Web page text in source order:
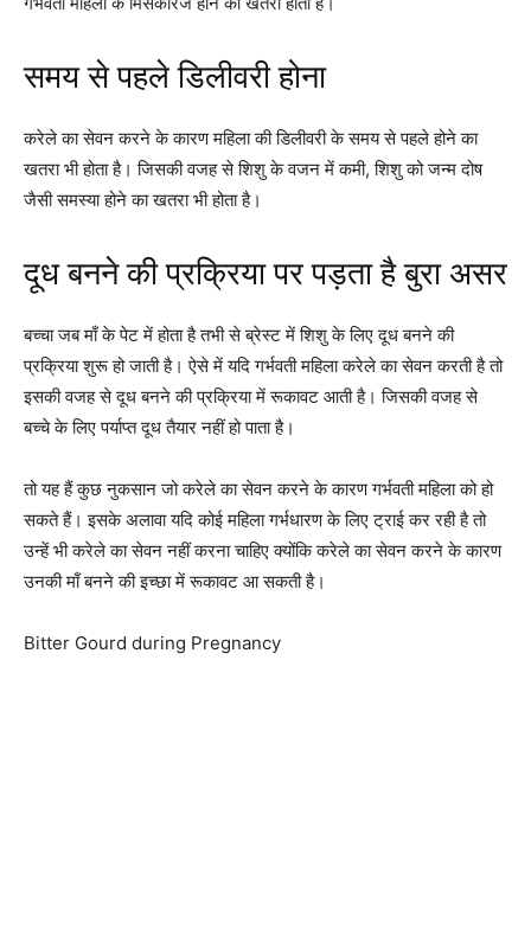
समय से पहले डिलीवरी होना
करेले का सेवन करने के कारण महिला की डिलीवरी के समय से पहले होने का
खतरा भी होता है। जिसकी वजह से शिशु के वजन में कमी, शिशु को जन्म दोष
जैसी समस्या होने का खतरा भी होता है।
दूध बनने की प्रक्रिया पर पड़ता है बुरा असर
बच्चा जब माँ के पेट में होता है तभी से ब्रेस्ट में शिशु के लिए दूध बनने की
प्रक्रिया शुरू हो जाती है। ऐसे में यदि गर्भवती महिला करेले का सेवन करती है तो
इसकी वजह से दूध बनने की प्रक्रिया में रूकावट आती है। जिसकी वजह से
बच्चे के लिए पर्याप्त दूध तैयार नहीं हो पाता है।
तो यह हैं कुछ नुकसान जो करेले का सेवन करने के कारण गर्भवती महिला को हो
सकते हैं। इसके अलावा यदि कोई महिला गर्भधारण के लिए ट्राई कर रही है तो
उन्हें भी करेले का सेवन नहीं करना चाहिए क्योंकि करेले का सेवन करने के कारण
उनकी माँ बनने की इच्छा में रूकावट आ सकती है।
Bitter Gourd during Pregnancy